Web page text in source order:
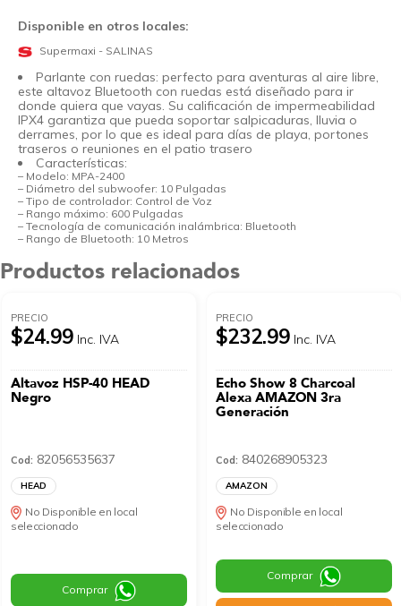
Disponible en otros locales:
Supermaxi - SALINAS
Parlante con ruedas: perfecto para aventuras al aire libre,
este altavoz Bluetooth con ruedas está diseñado para ir
donde quiera que vayas. Su calificación de impermeabilidad
IPX4 garantiza que pueda soportar salpicaduras, lluvia o
derrames, por lo que es ideal para días de playa, portones
traseros o reuniones en el patio trasero
Características:
– Modelo: MPA-2400
– Diámetro del subwoofer: 10 Pulgadas
– Tipo de controlador: Control de Voz
– Rango máximo: 600 Pulgadas
– Tecnología de comunicación inalámbrica: Bluetooth
– Rango de Bluetooth: 10 Metros
Productos relacionados
PRECIO
$24.99 Inc. IVA
Altavoz HSP-40 HEAD
Negro
Cod: 82056535637
HEAD
No Disponible en local
seleccionado
Comprar
PRECIO
$232.99 Inc. IVA
Echo Show 8 Charcoal
Alexa AMAZON 3ra
Generación
Cod: 840268905323
AMAZON
No Disponible en local
seleccionado
Comprar